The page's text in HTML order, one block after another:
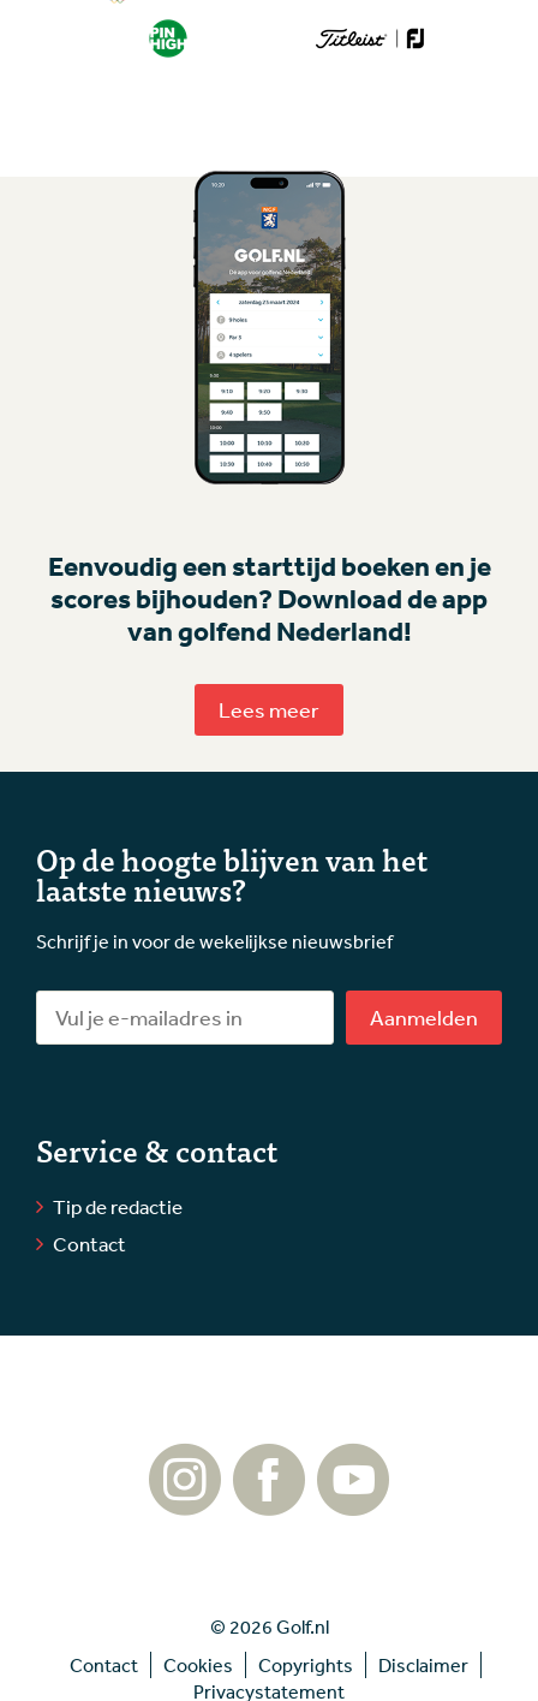
Eenvoudig een starttijd boeken en je
scores bijhouden? Download de app
van golfend Nederland!
Lees meer
Op de hoogte blijven van het
laatste nieuws?
Schrijf je in voor de wekelijkse nieuwsbrief
Aanmelden
Service & contact
Tip de redactie
Contact
© 2026 Golf.nl
Contact
Cookies Copyrights
Disclaimer
Privacystatement